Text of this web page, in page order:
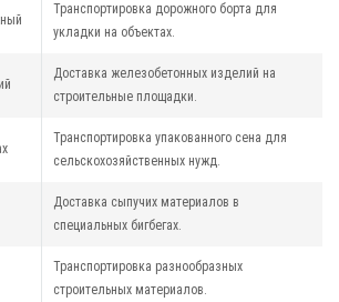
Транспортировка дорожного борта для
укладки на объектах.
Доставка железобетонных изделий на
строительные площадки.
Транспортировка упакованного сена для
сельскохозяйственных нужд.
Доставка сыпучих материалов в
специальных бигбегах.
Транспортировка разнообразных
строительных материалов.